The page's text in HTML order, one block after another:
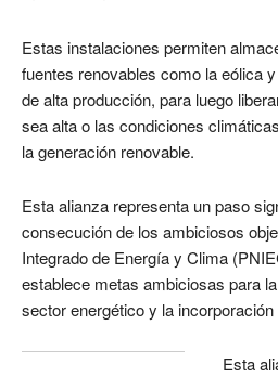
Estas instalaciones permiten
fuentes renovables como la eólica
de alta producción, para luego
sea alta o las condiciones
la generación renovable.
Esta alianza representa un paso
consecución de los ambiciosos
Integrado de Energía y Clima
establece metas ambiciosas para
sector energético y la
Esta